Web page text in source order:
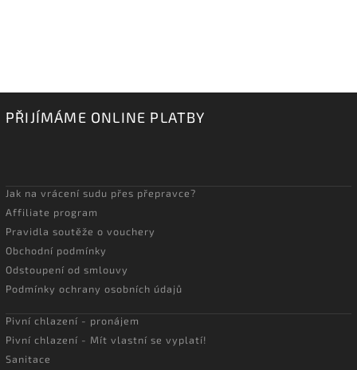
PŘIJÍMÁME ONLINE PLATBY
Jak na vrácení sudu přes přepravce?
Affiliate program
Pravidla soutěže o vouchery
Obchodní podmínky
Odstoupení od smlouvy
Podmínky ochrany osobních údajů
Pivní chlazení - pronájem
Pivní chlazení - Mít vlastní se vyplatí!
Sanitace